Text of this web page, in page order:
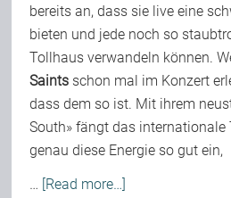
bereits an, dass sie live eine
bieten und jede noch so
Tollhaus verwandeln können.
Saints schon mal im Konzert
dass dem so ist. Mit ihrem
South» fängt das internationale
genau diese Energie so gut ein,
… [Read more…]